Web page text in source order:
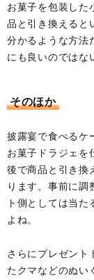
お菓子を包装した
品と引き換えると
分かるような方法
にも良いのではな
そのほか
披露宴で食べるケ
お菓子ドラジェを
後で商品と引き換
ります。事前に調
ト側としては当
よね。
さらにプレゼント
たクマなどのぬい